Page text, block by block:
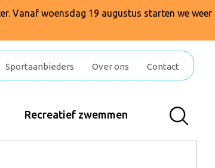
Vanaf woensdag 19 augustus starten we weer
Sportaanbieders Over ons Contact
Recreatief zwemmen